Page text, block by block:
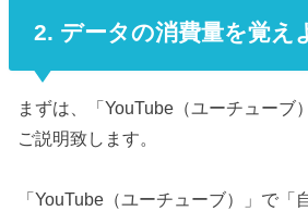
2. データの消費量を覚え
まずは、「YouTube（ユーチューブ
ご説明致します。
「YouTube（ユーチューブ）」で「